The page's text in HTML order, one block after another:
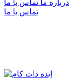
درباره ما تماس با ما
تماس با ما